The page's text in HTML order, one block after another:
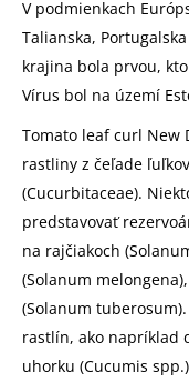
V podmienkach
Talianska,
krajina bola prvou,
Vírus bol na území
Tomato leaf curl New
rastliny z čeľade
(Cucurbitaceae).
predstavovať
na rajčiakoch
(Solanum
(Solanum
rastlín, ako napríklad
uhorku (Cucumis